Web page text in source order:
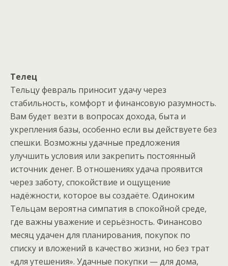
Телец
Тельцу февраль приносит удачу через
стабильность, комфорт и финансовую разумность.
Вам будет везти в вопросах дохода, быта и
укрепления базы, особенно если вы действуете без
спешки. Возможны удачные предложения
улучшить условия или закрепить постоянный
источник денег. В отношениях удача проявится
через заботу, спокойствие и ощущение
надёжности, которое вы создаёте. Одиноким
Тельцам вероятна симпатия в спокойной среде,
где важны уважение и серьёзность. Финансово
месяц удачен для планирования, покупок по
списку и вложений в качество жизни, но без трат
«для утешения». Удачные покупки — для дома,